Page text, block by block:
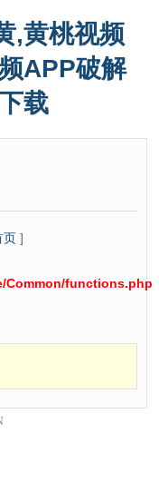
,黄桃视频
APP破解
载
页 ]
Common/functions.php